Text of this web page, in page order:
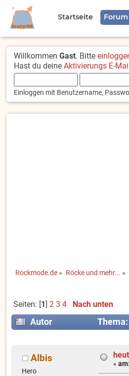
Startseite Forum
WillkommenGast. Bitte
Hast du deineAktivierungs E-
Einloggen mit Benutzername,
Rockmode.de » Röcke und mehr... »
Seiten: [1] 2 3 4 Nach unten
Autor
Albis
Hero
«am: